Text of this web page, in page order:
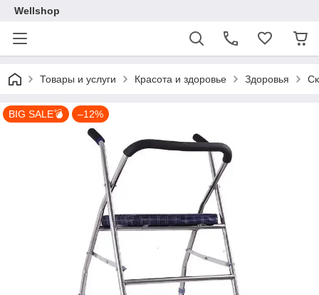
Wellshop
Товары и услуги Красота и здоровье Здоровья
BIG SALE💣 –12%